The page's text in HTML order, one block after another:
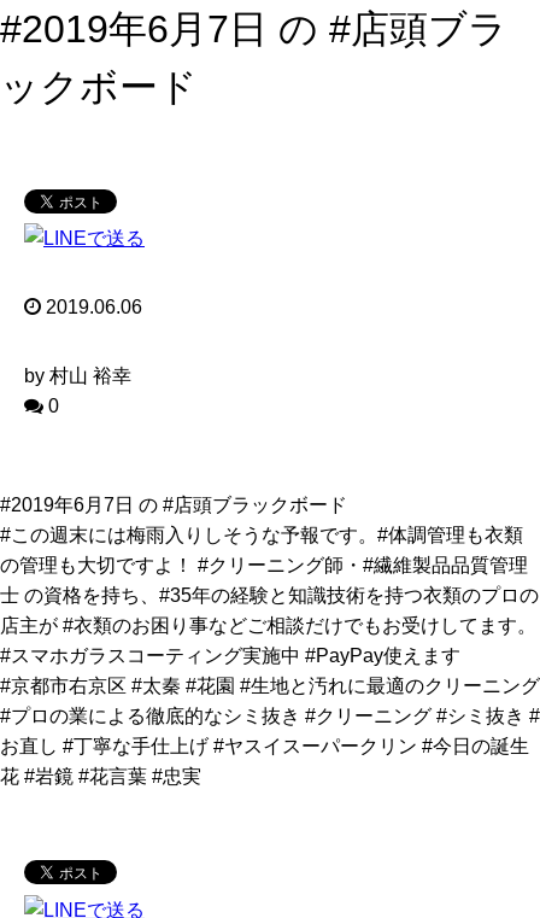
#2019年6月7日 の #店頭ブラ
ックボード
2019.06.06
by 村山 裕幸
0
#2019年6月7日 の #店頭ブラックボード
#この週末には梅雨入りしそうな予報です。#体調管理も衣類
の管理も大切ですよ！ #クリーニング師・#繊維製品品質管理
士 の資格を持ち、#35年の経験と知識技術を持つ衣類のプロの
店主が #衣類のお困り事などご相談だけでもお受けしてます。
#スマホガラスコーティング実施中 #PayPay使えます
#京都市右京区 #太秦 #花園 #生地と汚れに最適のクリーニング
#プロの業による徹底的なシミ抜き #クリーニング #シミ抜き #
お直し #丁寧な手仕上げ #ヤスイスーパークリン #今日の誕生
花 #岩鏡 #花言葉 #忠実